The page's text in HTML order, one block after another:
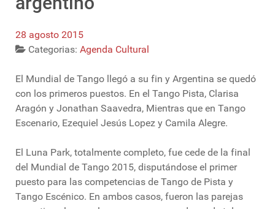
28 agosto 2015
Categorias: Agenda Cultural
El Mundial de Tango llegó a su fin y Argentina se quedó
con los primeros puestos. En el Tango Pista, Clarisa
Aragón y Jonathan Saavedra, Mientras que en Tango
Escenario, Ezequiel Jesús Lopez y Camila Alegre.
El Luna Park, totalmente completo, fue cede de la final
del Mundial de Tango 2015, disputándose el primer
puesto para las competencias de Tango de Pista y
Tango Escénico. En ambos casos, fueron las parejas